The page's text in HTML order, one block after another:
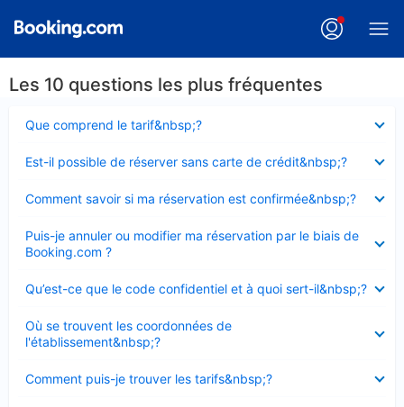
Les 10 questions les plus fréquentes
Que comprend le tarif&nbsp;?
fermé
Est-il possible de réserver sans carte de crédit&nbsp;?
fermé
Comment savoir si ma réservation est confirmée&nbsp;?
fermé
Puis-je annuler ou modifier ma réservation par le biais de
Booking.com ?
fermé
Qu’est-ce que le code confidentiel et à quoi sert-il&nbsp;?
fermé
Où se trouvent les coordonnées de
l'établissement&nbsp;?
fermé
Comment puis-je trouver les tarifs&nbsp;?
fermé